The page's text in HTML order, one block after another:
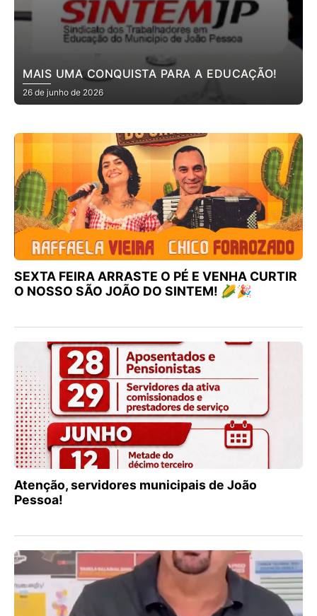
MAIS UMA CONQUISTA PARA A EDUCAÇÃO!
26 de junho de 2026
SEXTA FEIRA ARRASTE O PÉ E VENHA CURTIR
O NOSSO SÃO JOÃO DO SINTEM! 🌽🎉
Atenção, servidores municipais de João
Pessoa!